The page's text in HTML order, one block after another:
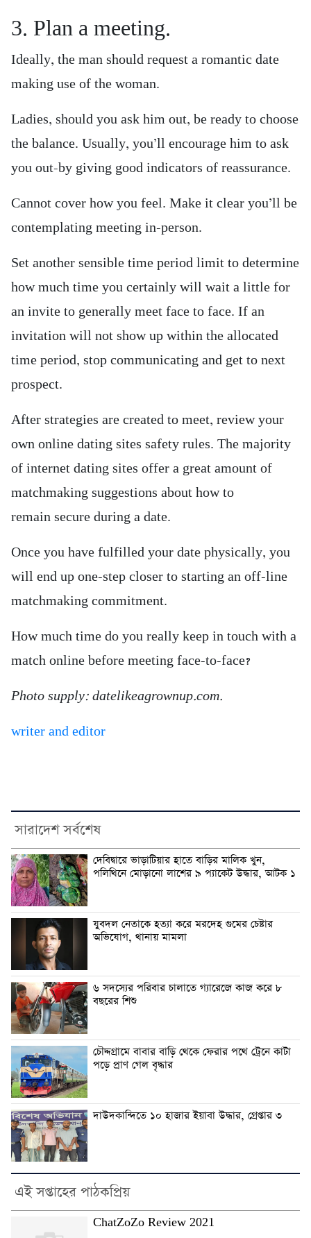
3. Plan a meeting.
Ideally, the man should request a romantic date
making use of the woman.
Ladies, should you ask him out, be ready to choose
the balance. Usually, you’ll encourage him to ask
you out-by giving good indicators of reassurance.
Cannot cover how you feel. Make it clear you’ll be
contemplating meeting in-person.
Set another sensible time period limit to determine
how much time you certainly will wait a little for
an invite to generally meet face to face. If an
invitation will not show up within the allocated
time period, stop communicating and get to next
prospect.
After strategies are created to meet, review your
own online dating sites safety rules. The majority
of internet dating sites offer a great amount of
matchmaking suggestions about how to
remain secure during a date.
Once you have fulfilled your date physically, you
will end up one-step closer to starting an off-line
matchmaking commitment.
How much time do you really keep in touch with a
match online before meeting face-to-face?
Photo supply: datelikeagrownup.com.
writer and editor
সারাদেশ সর্বশেষ
দেবিদ্বারে ভাড়াটিয়ার হাতে বাড়ির মালিক খুন,
পলিথিনে মোড়ানো লাশের ৯ প্যাকেট উদ্ধার, আটক ১
যুবদল নেতাকে হত্যা করে মরদেহ গুমের চেষ্টার
অভিযোগ, থানায় মামলা
৬ সদস্যের পরিবার চালাতে গ্যারেজে কাজ করে ৮
বছরের শিশু
চৌদ্দগ্রামে বাবার বাড়ি থেকে ফেরার পথে ট্রেনে কাটা
পড়ে প্রাণ গেল বৃদ্ধার
দাউদকান্দিতে ১০ হাজার ইয়াবা উদ্ধার, গ্রেপ্তার ৩
এই সপ্তাহের পাঠকপ্রিয়
ChatZoZo Review 2021